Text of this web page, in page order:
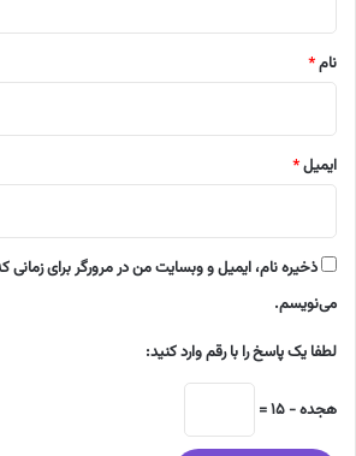
نام*
ایمیل*
ذخیره نام، ایمیل و وبسایت من در مرورگر برای زمانی
می‌نویسم.
لطفا یک پاسخ را با رقم وارد کنید:
هجده − 15 =